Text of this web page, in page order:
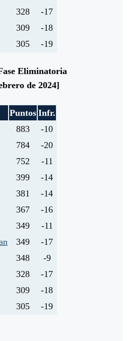
328
-17
309
-18
305 -19
Eliminatoria
de 2024]
Puntos Infr.
883
-10
784
-20
752
-11
399
-14
381
-14
367
-16
349
-11
349
-17
348
-9
328
-17
309
-18
305 -19